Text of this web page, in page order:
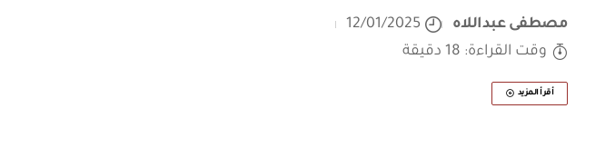
مصطفى عبداللاه
12/01/2025
وقت القراءة: 18 دقيقة
أقرأ المزيد